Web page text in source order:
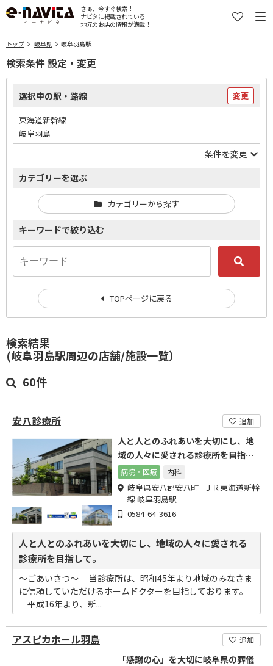
さぁ、今すぐ検索！
ナビタに掲載されている
地元のお店の情報が満載！
トップ 岐阜県 岐阜羽島駅
検索結果
(岐阜羽島駅周辺の店舗/施設一覧）
60件
安八診療所 追加
人と人とのふれあいを大切にし、地
域の人々に愛される診療所を目指し
て。
病院・医療 内科
岐阜県安八郡安八町 ＪＲ東海道新幹
線 岐阜羽島駅
0584-64-3616
人と人とのふれあいを大切にし、地域の人々に愛される
診療所を目指して。
～ごあいさつ～ 当診療所は、昭和45年より地域のみなさま
に信頼していただけるホームドクターを目指しております。
平成16年より、新...
アスピカホール羽島 追加
「感謝の心」を大切に岐阜県の葬儀
検索条件 設定・変更
選択中の駅・路線 変更
東海道新幹線
岐阜羽島
条件を変更
カテゴリーを選ぶ
カテゴリーから探す
キーワードで絞り込む
TOPページに戻る